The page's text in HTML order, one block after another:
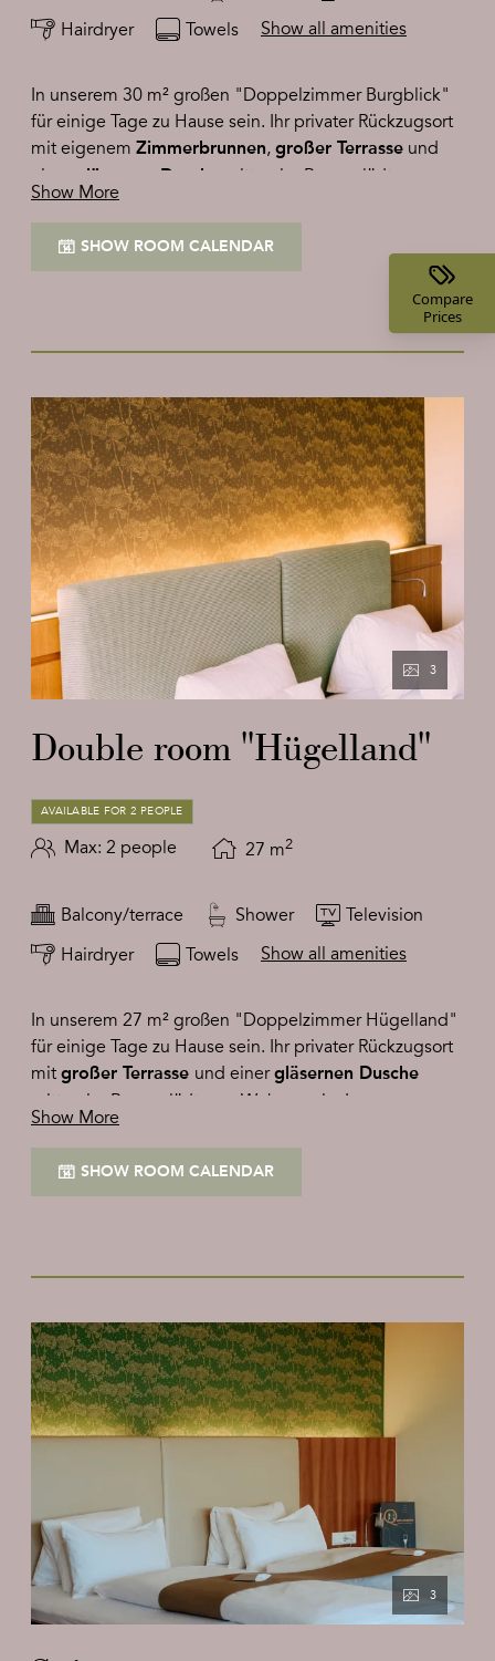
Hairdryer
Towels Show all amenities
In unserem 30 m² großen "Doppelzimmer Burgblick"
für einige Tage zu Hause sein. Ihr privater Rückzugsort
mit eigenem Zimmerbrunnen, großer Terrasse und
einer
mitten im Raum - lädt zum
Wohnen ein. Spektakulär: der
steirischen Vulkanlands.
Show More
SHOW ROOM CALENDAR
3
Double room "Hügelland"
AVAILABLE FOR 2 PEOPLE
Max: 2 people 27 m2
Balcony/terrace Shower
Television
Hairdryer
Towels Show all amenities
In unserem 27 m² großen "Doppelzimmer Hügelland"
für einige Tage zu Hause sein. Ihr privater Rückzugsort
mit großer Terrasse und einergläsernen Dusche
mitten im Raum - lädt zum Wohnen ein. Immer
inklusive: der
Show More
SHOW ROOM CALENDAR
3